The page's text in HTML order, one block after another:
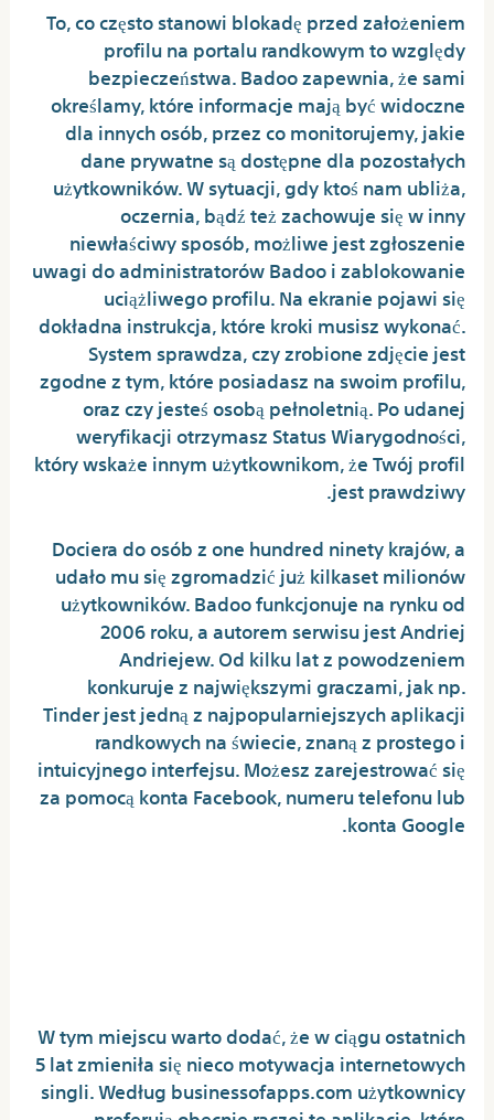
To, co często stanowi blokadę przed założeniem
profilu na portalu randkowym to względy
bezpieczeństwa. Badoo zapewnia, że sami
określamy, które informacje mają być widoczne
dla innych osób, przez co monitorujemy, jakie
dane prywatne są dostępne dla pozostałych
użytkowników. W sytuacji, gdy ktoś nam ubliża,
oczernia, bądź też zachowuje się w inny
niewłaściwy sposób, możliwe jest zgłoszenie
uwagi do administratorów Badoo i zablokowanie
uciążliwego profilu. Na ekranie pojawi się
dokładna instrukcja, które kroki musisz wykonać.
System sprawdza, czy zrobione zdjęcie jest
zgodne z tym, które posiadasz na swoim profilu,
oraz czy jesteś osobą pełnoletnią. Po udanej
weryfikacji otrzymasz Status Wiarygodności,
który wskaże innym użytkownikom, że Twój profil
jest prawdziwy.
Dociera do osób z one hundred ninety krajów, a
udało mu się zgromadzić już kilkaset milionów
użytkowników. Badoo funkcjonuje na rynku od
2006 roku, a autorem serwisu jest Andriej
Andriejew. Od kilku lat z powodzeniem
konkuruje z największymi graczami, jak np.
Tinder jest jedną z najpopularniejszych aplikacji
randkowych na świecie, znaną z prostego i
intuicyjnego interfejsu. Możesz zarejestrować się
za pomocą konta Facebook, numeru telefonu lub
konta Google.
W tym miejscu warto dodać, że w ciągu ostatnich
5 lat zmieniła się nieco motywacja internetowych
singli. Według businessofapps.com użytkownicy